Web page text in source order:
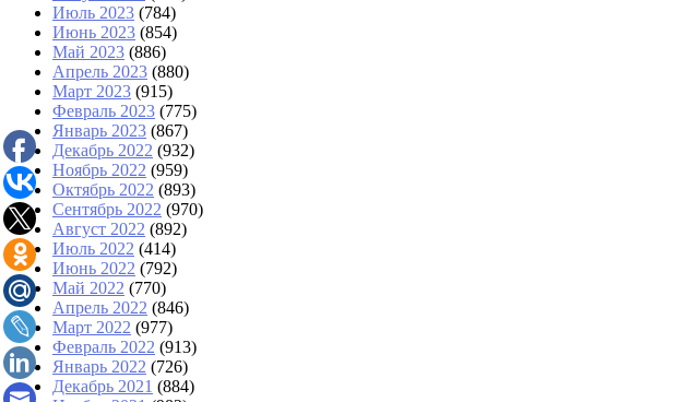
Июль 2023 (784)
Июнь 2023 (854)
Май 2023 (886)
Апрель 2023 (880)
Март 2023 (915)
Февраль 2023 (775)
Январь 2023 (867)
Декабрь 2022 (932)
Ноябрь 2022 (959)
Октябрь 2022 (893)
Сентябрь 2022 (970)
Август 2022 (892)
Июль 2022 (414)
Июнь 2022 (792)
Май 2022 (770)
Апрель 2022 (846)
Март 2022 (977)
Февраль 2022 (913)
Январь 2022 (726)
Декабрь 2021 (884)